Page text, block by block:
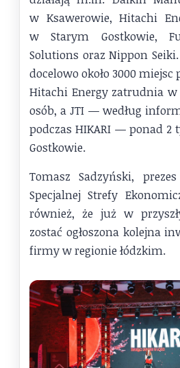
w Ksawerowie, Hitachi
w Starym Gostkowie,
Solutions oraz Nippon
docelowo około 3000 miejsc
Hitachi Energy zatrudnia w
osób, a JTI — według
podczas HIKARI — ponad 2
Gostkowie.
Tomasz Sadzyński,
Specjalnej Strefy
również, że już w
zostać ogłoszona kolejna
firmy w regionie łódzkim.